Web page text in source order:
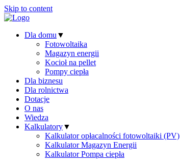
Skip to content
Dla domu ▼
Fotowoltaika
Magazyn energii
Kocioł na pellet
Pompy ciepła
Dla biznesu
Dla rolnictwa
Dotacje
O nas
Wiedza
Kalkulatory▼
Kalkulator opłacalności fotowoltaiki (PV)
Kalkulator Magazyn Energii
Kalkulator Pompa ciepła